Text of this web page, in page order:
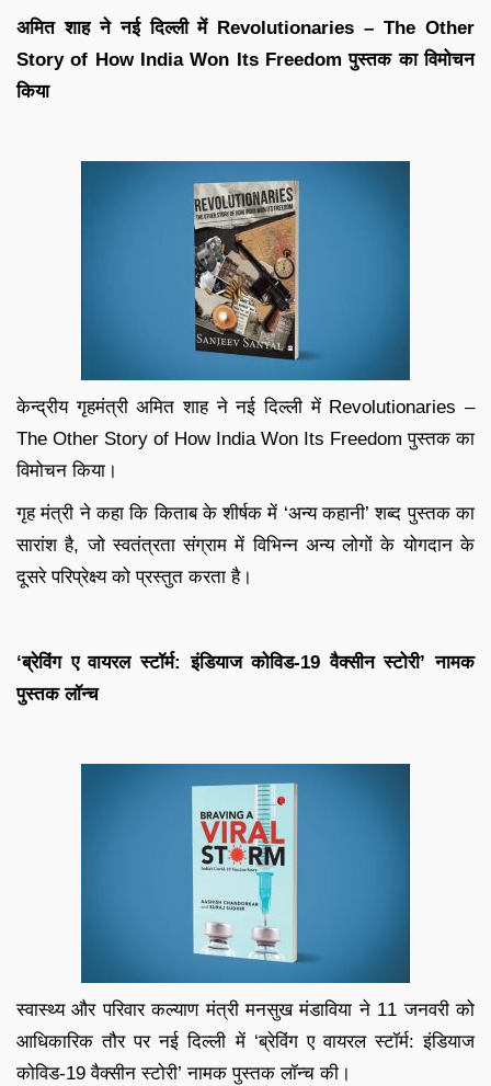
अमित शाह ने नई दिल्ली में Revolutionaries – The Other
Story of How India Won Its Freedom पुस्तक का विमोचन
किया
केन्द्रीय गृहमंत्री अमित शाह ने नई दिल्ली में Revolutionaries –
The Other Story of How India Won Its Freedom पुस्तक का
विमोचन किया।
गृह मंत्री ने कहा कि किताब के शीर्षक में ‘अन्य कहानी’ शब्द पुस्तक का
सारांश है, जो स्वतंत्रता संग्राम में विभिन्न अन्य लोगों के योगदान के
दूसरे परिप्रेक्ष्य को प्रस्तुत करता है।
‘ब्रेविंग ए वायरल स्टॉर्म: इंडियाज कोविड-19 वैक्सीन स्टोरी’ नामक
पुस्तक लॉन्च
स्वास्थ्य और परिवार कल्याण मंत्री मनसुख मंडाविया ने 11 जनवरी को
आधिकारिक तौर पर नई दिल्ली में ‘ब्रेविंग ए वायरल स्टॉर्म: इंडियाज
कोविड-19 वैक्सीन स्टोरी’ नामक पुस्तक लॉन्च की।